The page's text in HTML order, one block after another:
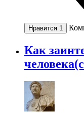
Нравится 1
Как